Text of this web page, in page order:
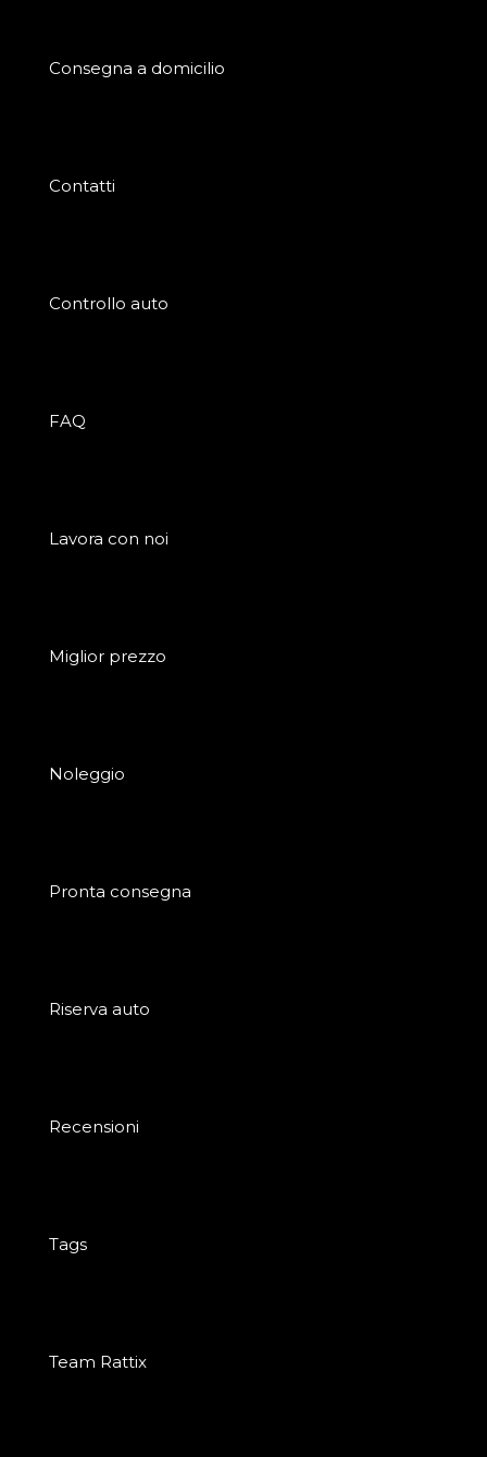
Consegna a domicilio
Contatti
Controllo auto
FAQ
Lavora con noi
Miglior prezzo
Noleggio
Pronta consegna
Riserva auto
Recensioni
Tags
Team Rattix